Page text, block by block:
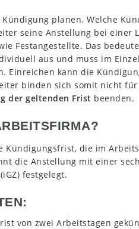
planen. Welche
seine Anstellung bei einer
Festangestellte. Das
aus und muss im
Einreichen kann die
binden sich somit nicht
der geltenden Frist beenden.
die im
die Anstellung mit einer
festgelegt.
von zwei Arbeitstagen